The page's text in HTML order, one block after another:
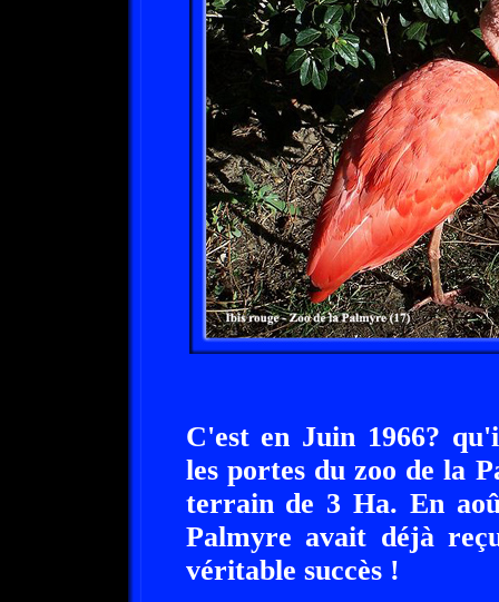
C'est en Juin 1966?
les portes du zoo de la
terrain de 3 Ha. En
Palmyre avait déjà
véritable succès !